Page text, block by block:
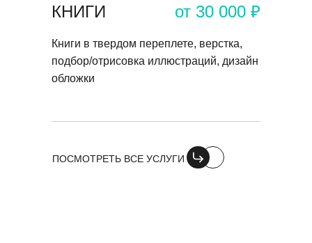
КНИГИ от 30 000 ₽
Книги в твердом переплете, верстка,
подбор/отрисовка иллюстраций, дизайн
обложки
ПОСМОТРЕТЬ ВСЕ УСЛУГИ